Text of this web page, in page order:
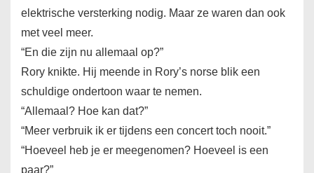
elektrische versterking nodig. Maar ze waren dan ook
met veel meer.
“En die zijn nu allemaal op?”
Rory knikte. Hij meende in Rory’s norse blik een
schuldige ondertoon waar te nemen.
“Allemaal? Hoe kan dat?”
“Meer verbruik ik er tijdens een concert toch nooit.”
“Hoeveel heb je er meegenomen? Hoeveel is een
paar?”